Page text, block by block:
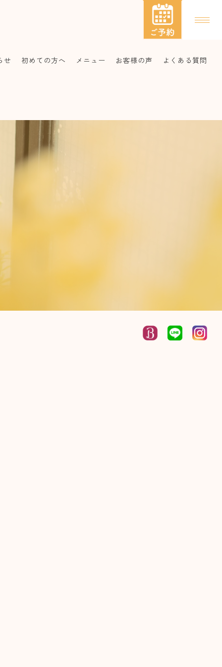
せ 初めての方へ メニュー お客様の声 よくある質問